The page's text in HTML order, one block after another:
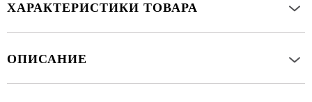
ХАРАКТЕРИСТИКИ ТОВАРА
ОПИСАНИЕ